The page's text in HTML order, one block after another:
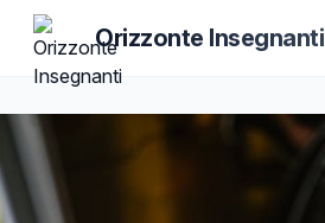
Orizzonte Insegnanti